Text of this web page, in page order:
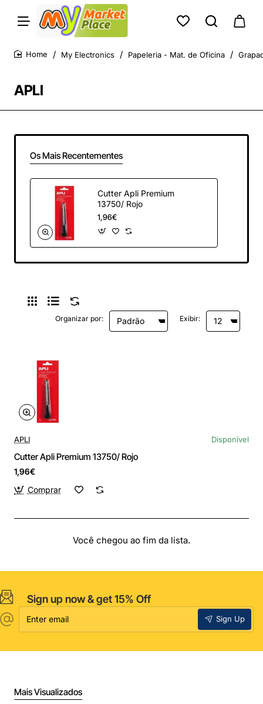
APLI
My Electronics Papeleria - Mat. de Oficina
Os Mais Recentementes
Cutter Apli Premium
13750/ Rojo
1,96€
Organizar por: Exibir:
APLI Disponível
Cutter Apli Premium 13750/ Rojo
1,96€
Comprar
Você chegou ao fim da lista.
Sign up now & get 15% Off
Enter
email
Sign Up
Mais Visualizados